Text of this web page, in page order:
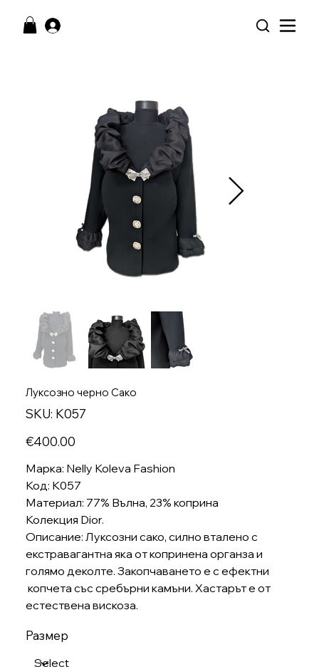
Луксозно черно Сако
SKU: SKU
K057
K057
Price
€400.00
Марка: Nelly Koleva Fashion
Код: K057
Материал: 77% Вълна, 23% коприна
Колекция Dior.
Описание: Луксозни сако, силно вталено с
екстравагантна яка от копринена органза и
голямо деколте. Закопчаването е с ефектни
копчета със сребърни камъни. Хастарът е от
естествена вискоза.
Размер